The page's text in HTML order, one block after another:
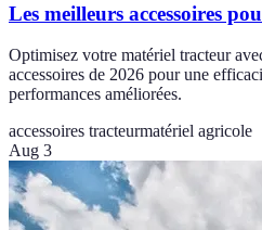
Les meilleurs accessoires
Optimisez votre matériel tracteur
accessoires de 2026 pour une
performances améliorées.
accessoires tracteurmatériel agricole
Aug 3